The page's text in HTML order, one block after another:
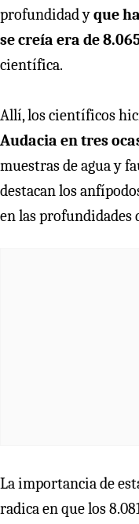
profundidad yque
se creía era de
científica.
Allí, los científicos
Audacia en tres
muestras de agua y
destacan los
en las profundidades
La importancia de
radica en que los